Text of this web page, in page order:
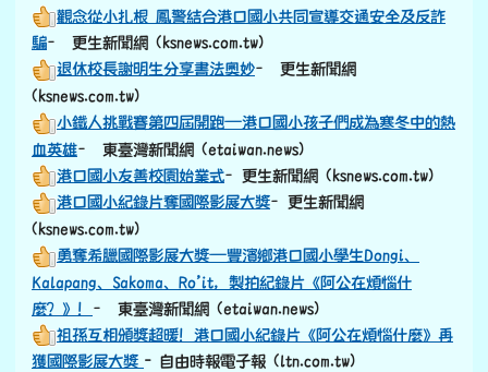
觀念從小扎根 鳳警結合港口國小共同宣導交通安全及反詐
騙– 更生新聞網 (ksnews.com.tw)
退休校長謝明生分享書法奧妙– 更生新聞網
(ksnews.com.tw)
小鐵人挑戰賽第四屆開跑—港口國小孩子們成為寒冬中的熱
血英雄– 東臺灣新聞網 (etaiwan.news)
港口國小友善校園始業式–更生新聞網 (ksnews.com.tw)
港口國小紀錄片奪國際影展大獎–更生新聞網
(ksnews.com.tw)
勇奪希臘國際影展大獎—豐濱鄉港口國小學生Dongi、
Kalapang、Sakoma、Ro’it，製拍紀錄片《阿公在煩惱什
麼？》！ – 東臺灣新聞網 (etaiwan.news)
祖孫互相頒獎超暖！港口國小紀錄片《阿公在煩惱什麼》再
獲國際影展大獎 - 自由時報電子報 (ltn.com.tw)